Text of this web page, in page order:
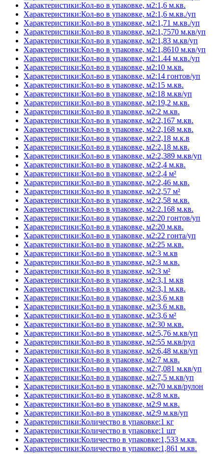
Характеристики:Кол-во в упаковке, м2:1,6 м.кв.
Характеристики:Кол-во в упаковке, м2:1,6 м.кв./уп
Характеристики:Кол-во в упаковке, м2:1,71 м.кв./уп
Характеристики:Кол-во в упаковке, м2:1,7570 м.кв/уп
Характеристики:Кол-во в упаковке, м2:1,83 м.кв/уп
Характеристики:Кол-во в упаковке, м2:1,8610 м.кв/уп
Характеристики:Кол-во в упаковке, м2:1.44 м.кв./уп
Характеристики:Кол-во в упаковке, м2:10 м.кв.
Характеристики:Кол-во в упаковке, м2:14 гонтов/уп
Характеристики:Кол-во в упаковке, м2:15 м.кв.
Характеристики:Кол-во в упаковке, м2:18 м.кв/уп
Характеристики:Кол-во в упаковке, м2:19,2 м.кв.
Характеристики:Кол-во в упаковке, м2:2 м.кв.
Характеристики:Кол-во в упаковке, м2:2,167 м.кв.
Характеристики:Кол-во в упаковке, м2:2,168 м.кв.
Характеристики:Кол-во в упаковке, м2:2,18 м.к.в
Характеристики:Кол-во в упаковке, м2:2,18 м.кв.
Характеристики:Кол-во в упаковке, м2:2,389 м.кв/уп
Характеристики:Кол-во в упаковке, м2:2,4 м.кв.
Характеристики:Кол-во в упаковке, м2:2,4 м²
Характеристики:Кол-во в упаковке, м2:2,46 м.кв.
Характеристики:Кол-во в упаковке, м2:2,57 м²
Характеристики:Кол-во в упаковке, м2:2,58 м.кв.
Характеристики:Кол-во в упаковке, м2:2.168 м.кв.
Характеристики:Кол-во в упаковке, м2:20 гонтов/уп
Характеристики:Кол-во в упаковке, м2:20 м.кв.
Характеристики:Кол-во в упаковке, м2:22 гонта/уп
Характеристики:Кол-во в упаковке, м2:25 м.кв.
Характеристики:Кол-во в упаковке, м2:3 м.кв
Характеристики:Кол-во в упаковке, м2:3 м.кв.
Характеристики:Кол-во в упаковке, м2:3 м²
Характеристики:Кол-во в упаковке, м2:3,1 м.кв
Характеристики:Кол-во в упаковке, м2:3,1 м.кв.
Характеристики:Кол-во в упаковке, м2:3,6 м.кв
Характеристики:Кол-во в упаковке, м2:3,6 м.кв.
Характеристики:Кол-во в упаковке, м2:3,6 м²
Характеристики:Кол-во в упаковке, м2:30 м.кв.
Характеристики:Кол-во в упаковке, м2:5,76 м.кв/уп
Характеристики:Кол-во в упаковке, м2:55 м.кв/рул
Характеристики:Кол-во в упаковке, м2:6,48 м.кв/уп
Характеристики:Кол-во в упаковке, м2:7 м.кв.
Характеристики:Кол-во в упаковке, м2:7,081 м.кв/уп
Характеристики:Кол-во в упаковке, м2:7,5 м.кв/уп
Характеристики:Кол-во в упаковке, м2:70 м.кв/рулон
Характеристики:Кол-во в упаковке, м2:8 м.кв.
Характеристики:Кол-во в упаковке, м2:9 м.кв.
Характеристики:Кол-во в упаковке, м2:9 м.кв/уп
Характеристики:Количество в упаковке:1 кг
Характеристики:Количество в упаковке:1 шт
Характеристики:Количество в упаковке:1,533 м.кв.
Характеристики:Количество в упаковке:1,861 м.кв.